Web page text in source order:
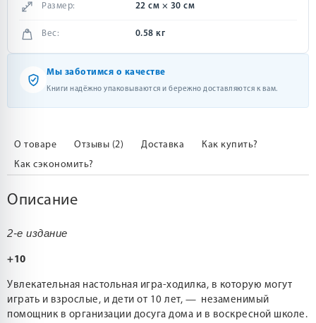
Размер: 22 см × 30 см
Вес: 0.58 кг
Мы заботимся о качестве
Книги надёжно упаковываются и бережно доставляются к вам.
О товаре Отзывы (2) Доставка
Как купить?
Как сэкономить?
Описание
2-е издание
+10
Увлекательная настольная игра-ходилка, в которую могут
играть и взрослые, и дети от 10 лет, — незаменимый
помощник в организации досуга дома и в воскресной школе.